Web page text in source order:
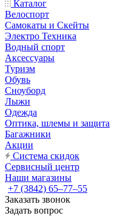
Каталог
Велоспорт
Самокаты и Скейты
Электро Техника
Водный спорт
Аксессуары
Туризм
Обувь
Сноуборд
Лыжи
Одежда
Оптика, шлемы и защита
Багажники
Акции
Система скидок
Сервисный центр
Наши магазины
+7 (3842) 65–77–55
Заказать звонок
Задать вопрос